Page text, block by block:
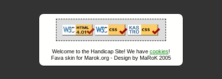
Welcome to the Handicap Site! We have cookies!
Fava skin for Marok.org - Design by MaRoK 2005